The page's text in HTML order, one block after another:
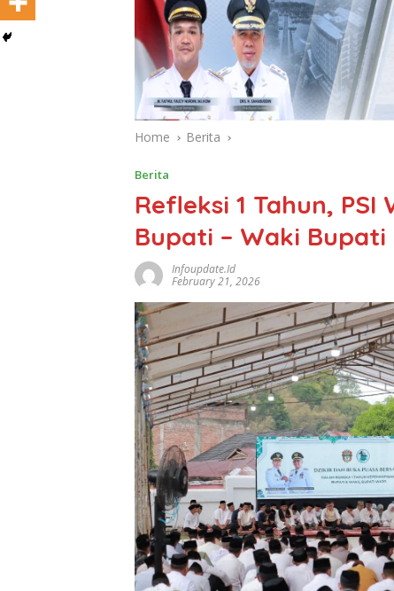
Home Berita
Berita
Refleksi 1 Tahun,
Bupati – Waki Bupati
Infoupdate.id
February 21, 2026